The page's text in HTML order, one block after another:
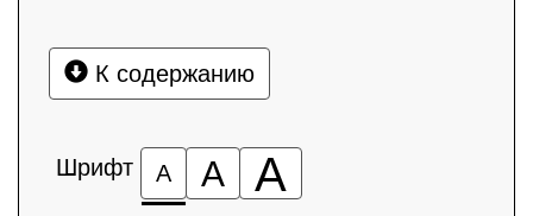
К содержанию
Шрифт А А А